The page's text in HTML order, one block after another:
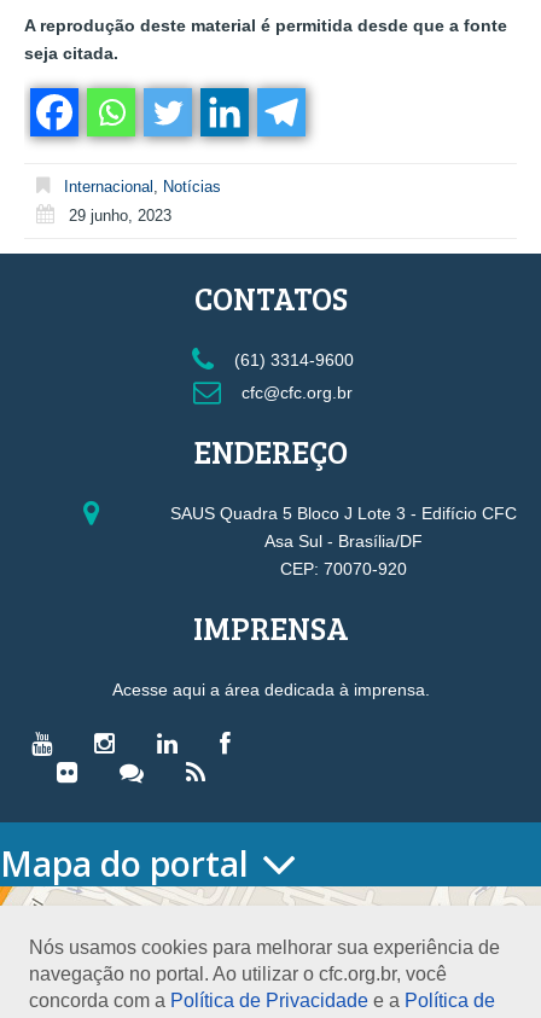
A reprodução deste material é permitida desde que a fonte
seja citada.
Internacional
Notícias
29 junho, 2023
Nós usamos cookies para melhorar sua experiência de
navegação no portal. Ao utilizar o cfc.org.br, você
concorda com a Política de Privacidade e a Política de
CONTATOS
(61) 3314-9600
cfc@cfc.org.br
ENDEREÇO
SAUS Quadra 5 Bloco J Lote 3 - Edifício CFC
Asa Sul - Brasília/DF
CEP: 70070-920
IMPRENSA
Acesse aqui a área dedicada à imprensa.
Mapa do portal
HOME
Conselho Diretor
Nossa Sede
Planejamento